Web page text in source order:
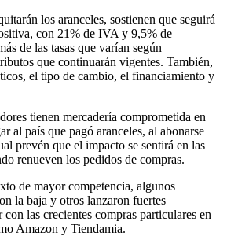
los aranceles, sostienen que seguirá
con 21% de IVA y 9,5% de
de las tasas que varían según
que continuarán vigentes. También,
el tipo de cambio, el financiamiento y
tienen mercadería comprometida en
al país que pagó aranceles, al abonarse
prevén que el impacto se sentirá en las
renueven los pedidos de compras.
de mayor competencia, algunos
la baja y otros lanzaron fuertes
las crecientes compras particulares en
Amazon y Tiendamia.